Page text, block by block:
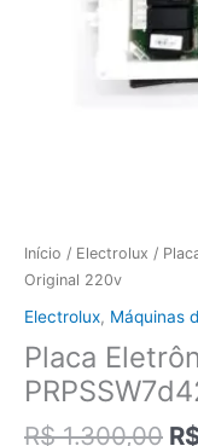
Início / Electrolux /
Original 220v
Electrolux, Máquinas
Placa
R$1.300,00 O